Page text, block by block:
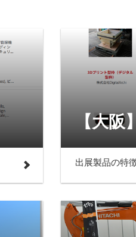
【大阪
出展製品の特